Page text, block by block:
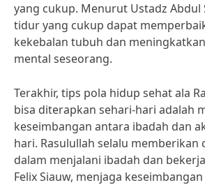
yang cukup. Menurut Ustadz Abdul
tidur yang cukup dapat
kekebalan tubuh dan
mental seseorang.
Terakhir, tips pola hidup sehat ala
bisa diterapkan sehari-hari adalah
keseimbangan antara ibadah dan
hari. Rasulullah selalu memberikan
dalam menjalani ibadah dan
Felix Siauw, menjaga